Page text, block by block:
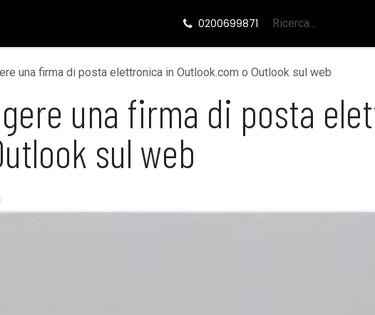
0200699871
una firma di posta elettronica in Outlook.com o Outlook sul web
una firma di posta
sul web